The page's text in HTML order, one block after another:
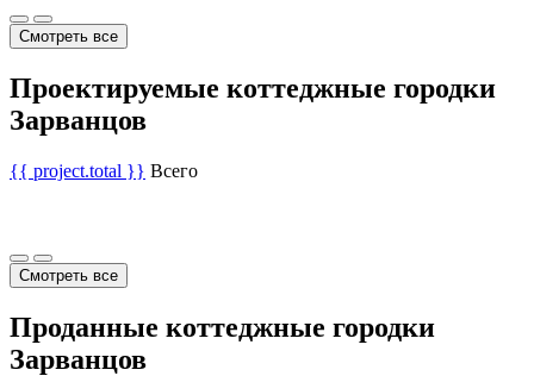
Смотреть все
Проектируемые коттеджные городки
Зарванцов
{{ project.total }} Всего
Смотреть все
Проданные коттеджные городки
Зарванцов